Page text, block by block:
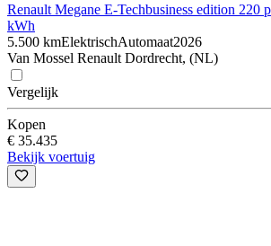
Renault Megane E-Techbusiness edition 220
kWh
5.500 kmElektrischAutomaat2026
Van Mossel Renault Dordrecht, (NL)
Vergelijk
Kopen
€ 35.435
Bekijk voertuig